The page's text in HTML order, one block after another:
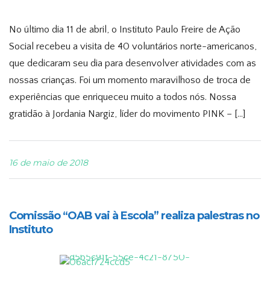
No último dia 11 de abril, o Instituto Paulo Freire de Ação
Social recebeu a visita de 40 voluntários norte-americanos,
que dedicaram seu dia para desenvolver atividades com as
nossas crianças. Foi um momento maravilhoso de troca de
experiências que enriqueceu muito a todos nós. Nossa
gratidão à Jordania Nargiz, líder do movimento PINK – […]
16 de maio de 2018
Comissão “OAB vai à Escola” realiza palestras no
Instituto